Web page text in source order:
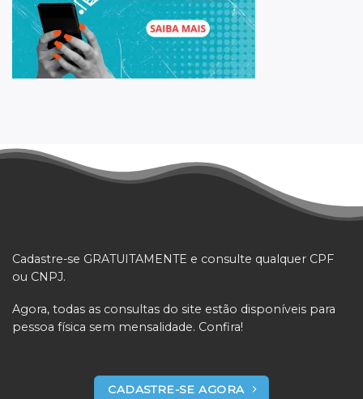
Cadastre-se GRATUITAMENTE e consulte qualquer CPF
ou CNPJ.
Agora, todas as consultas do site estão disponíveis para
pessoa física sem mensalidade. Confira!
CADASTRE-SE AGORA